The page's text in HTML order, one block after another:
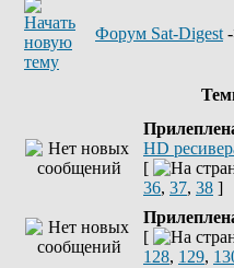
Форум Sat-Digest
HD
[
36, 37, 38 ]
[
128, 129,